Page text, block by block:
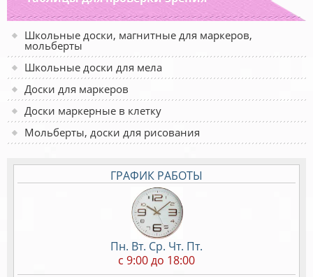
Школьные доски, магнитные для маркеров,
мольберты
Школьные доски для мела
Доски для маркеров
Доски маркерные в клетку
Мольберты, доски для рисования
ГРАФИК РАБОТЫ
Пн. Вт. Ср. Чт. Пт.
c 9:00 до 18:00